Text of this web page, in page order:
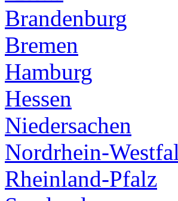
Brandenburg
Bremen
Hamburg
Hessen
Niedersachen
Nordrhein-
Rheinland-Pfalz